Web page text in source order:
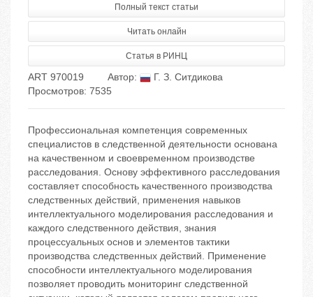
Полный текст статьи
Читать онлайн
Статья в РИНЦ
ART 970019 Автор:
Г. З. Ситдикова
Просмотров: 7535
Профессиональная компетенция современных
специалистов в следственной деятельности основана
на качественном и своевременном производстве
расследования. Основу эффективного расследования
составляет способность качественного производства
следственных действий, применения навыков
интеллектуального моделирования расследования и
каждого следственного действия, знания
процессуальных основ и элементов тактики
производства следственных действий. Применение
способности интеллектуального моделирования
позволяет проводить мониторинг следственной